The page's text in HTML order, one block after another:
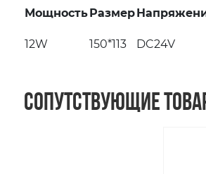
МощностьРазмер
12W 150*113 DC24V
Сопутствующие